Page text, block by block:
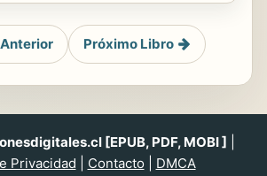
Próximo Libro
[EPUB, PDF, MOBI ]
Privacidad
Contacto DMCA